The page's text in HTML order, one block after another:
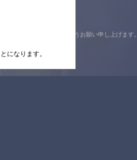
の上ご来店くださいますようお願い申し上げます。
になります。